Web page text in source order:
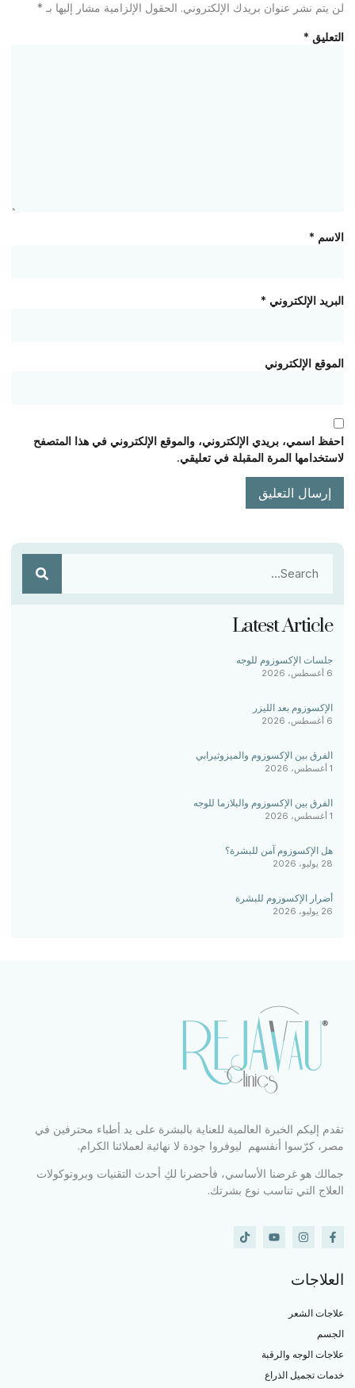
لن يتم نشر عنوان بريدك الإلكتروني. الحقول الإلزامية مشار إليها بـ *
التعليق *
الاسم *
البريد الإلكتروني *
الموقع الإلكتروني
احفظ اسمي، بريدي الإلكتروني، والموقع الإلكتروني في هذا المتصفح
لاستخدامها المرة المقبلة في تعليقي.
Latest Article
جلسات الإكسوزوم للوجه
6 أغسطس، 2026
الإكسوزوم بعد الليزر
6 أغسطس، 2026
الفرق بين الإكسوزوم والميزوثيرابي
1 أغسطس، 2026
الفرق بين الإكسوزوم والبلازما للوجه
1 أغسطس، 2026
هل الإكسوزوم آمن للبشرة؟
28 يوليو، 2026
أضرار الإكسوزوم للبشرة
26 يوليو، 2026
تقدم إليكم الخبرة العالمية للعناية بالبشرة على يد أطباء محترفين في
مصر، كرّسوا أنفسهم ليوفروا جودة لا نهائية لعملائنا الكرام.
جمالك هو غرضنا الأساسي، فأحضرنا لكِ أحدث التقنيات وبروتوكولات
العلاج التي تناسب نوع بشرتك.
العلاجات
علاجات الشعر
الجسم
علاجات الوجه والرقبة
خدمات تجميل الذراع